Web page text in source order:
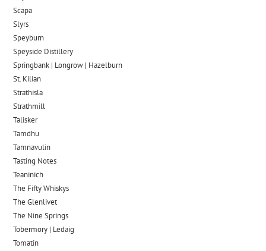
Scapa
Slyrs
Speyburn
Speyside Distillery
Springbank | Longrow | Hazelburn
St. Kilian
Strathisla
Strathmill
Talisker
Tamdhu
Tamnavulin
Tasting Notes
Teaninich
The Fifty Whiskys
The Glenlivet
The Nine Springs
Tobermory | Ledaig
Tomatin